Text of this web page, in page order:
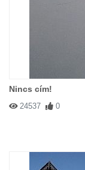
Nincs cím!
24537 0